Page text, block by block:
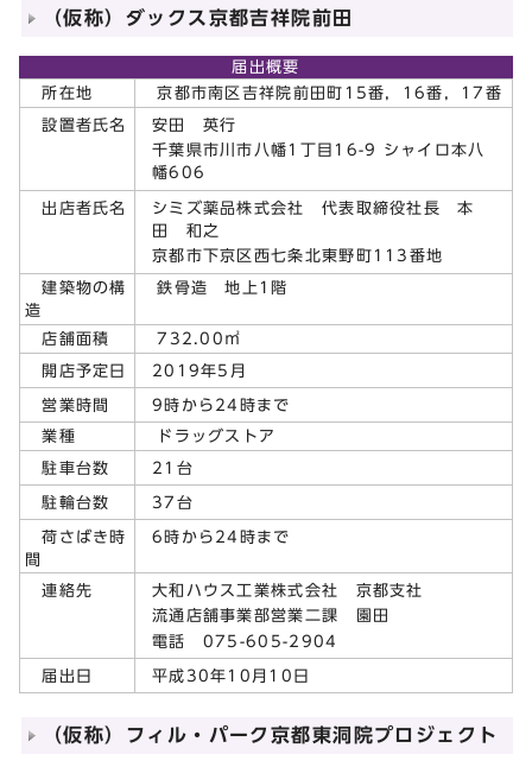
（仮称）ダックス京都吉祥院前田
届出概要
所在地
京都市南区吉祥院前田町15番，16番，17番
設置者氏名
安田 英行
千葉県市川市八幡1丁目16-9 シャイロ本八
幡606
出店者氏名
シミズ薬品株式会社 代表取締役社長 本
田 和之
京都市下京区西七条北東野町113番地
建築物の構
造
鉄骨造 地上1階
店舗面積 732.00㎡
開店予定日 2019年5月
営業時間 9時から24時まで
業種 ドラッグストア
駐車台数 21台
駐輪台数 37台
荷さばき時
間
6時から24時まで
連絡先
大和ハウス工業株式会社 京都支社
流通店舗事業部営業二課 園田
電話 075-605-2904
届出日 平成30年10月10日
（仮称）フィル・パーク京都東洞院プロジェクト